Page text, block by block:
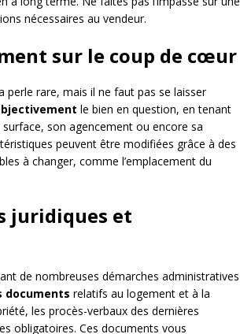
nécessaires au vendeur.
sur le coup de cœur
perle rare, mais il ne faut pas se laisser
le bien en question, en tenant
son agencement ou encore sa
peuvent être modifiées grâce à des
à changer, comme l’emplacement du
juridiques et
de nombreuses démarches administratives
documents relatifs au logement et à la
les procès-verbaux des dernières
obligatoires. Ces documents vous